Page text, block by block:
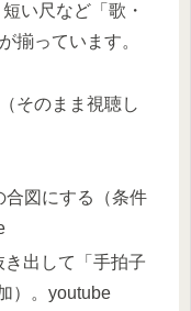
い尺など「歌・
揃っています。
そのまま視聴し
合図にする（条件
出して「手拍子
）。youtube​